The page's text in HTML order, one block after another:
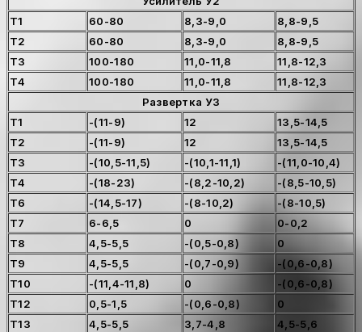
Т1
60-80 8,3-9,0
8,8-9,5
Т2
60-80 8,3-9,0
8,8-9,5
ТЗ
100-180 11,0-11,8
11,8-12,3
Т4
100-180 11,0-11,8
11,8-12,3
Развертка УЗ
Т1
-(11-9) 12
13,5-14,5
Т2
-(11-9) 12
13,5-14,5
ТЗ
-(10,5-11,5) -(10,1-11,1)
-(11,0-10,4)
Т4
-(18-23) -(8,2-10,2)
-(8,5-10,5)
Т6
-(14,5-17) -(8-10,2)
-(8-10,5)
Т7
6-6,5 0
0-0,2
Т8
4,5-5,5 -(0,5-0,8)
0
Т9
4,5-5,5 -(0,7-0,9)
-(0,6-0,8)
Т10
-(11,4-11,8) 0
-(0,6-0,8)
Т12
0,5-1,5 -(0,6-0,8)
0
Т13
4,5-5,5 3,7-4,8
4,5-5,6